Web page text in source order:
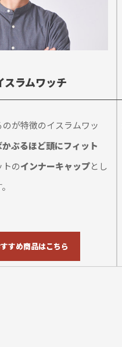
スラムワッチ
が特徴のイスラムワッ
ぶるほど頭にフィット
トのインナーキャップとし
すめ商品はこちら